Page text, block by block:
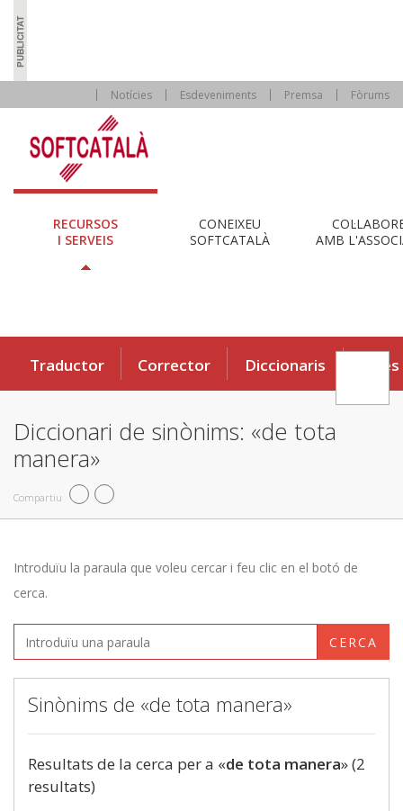
Notícies Esdeveniments Premsa Fòrums
RECURSOS
I SERVEIS
CONEIXEU
SOFTCATALÀ
AMB
Traductor Corrector Diccionaris Eines
Diccionari de sinònims: «de tota
manera»
Compartiu
Introduïu la paraula que voleu cercar i feu clic en el botó de
cerca.
CERCA
Sinònims de «de tota manera»
Resultats de la cerca per a «de tota manera» (2
resultats)